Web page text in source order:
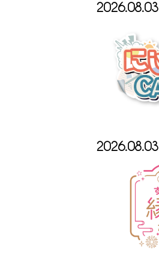
2026.08.03
2026.08.03